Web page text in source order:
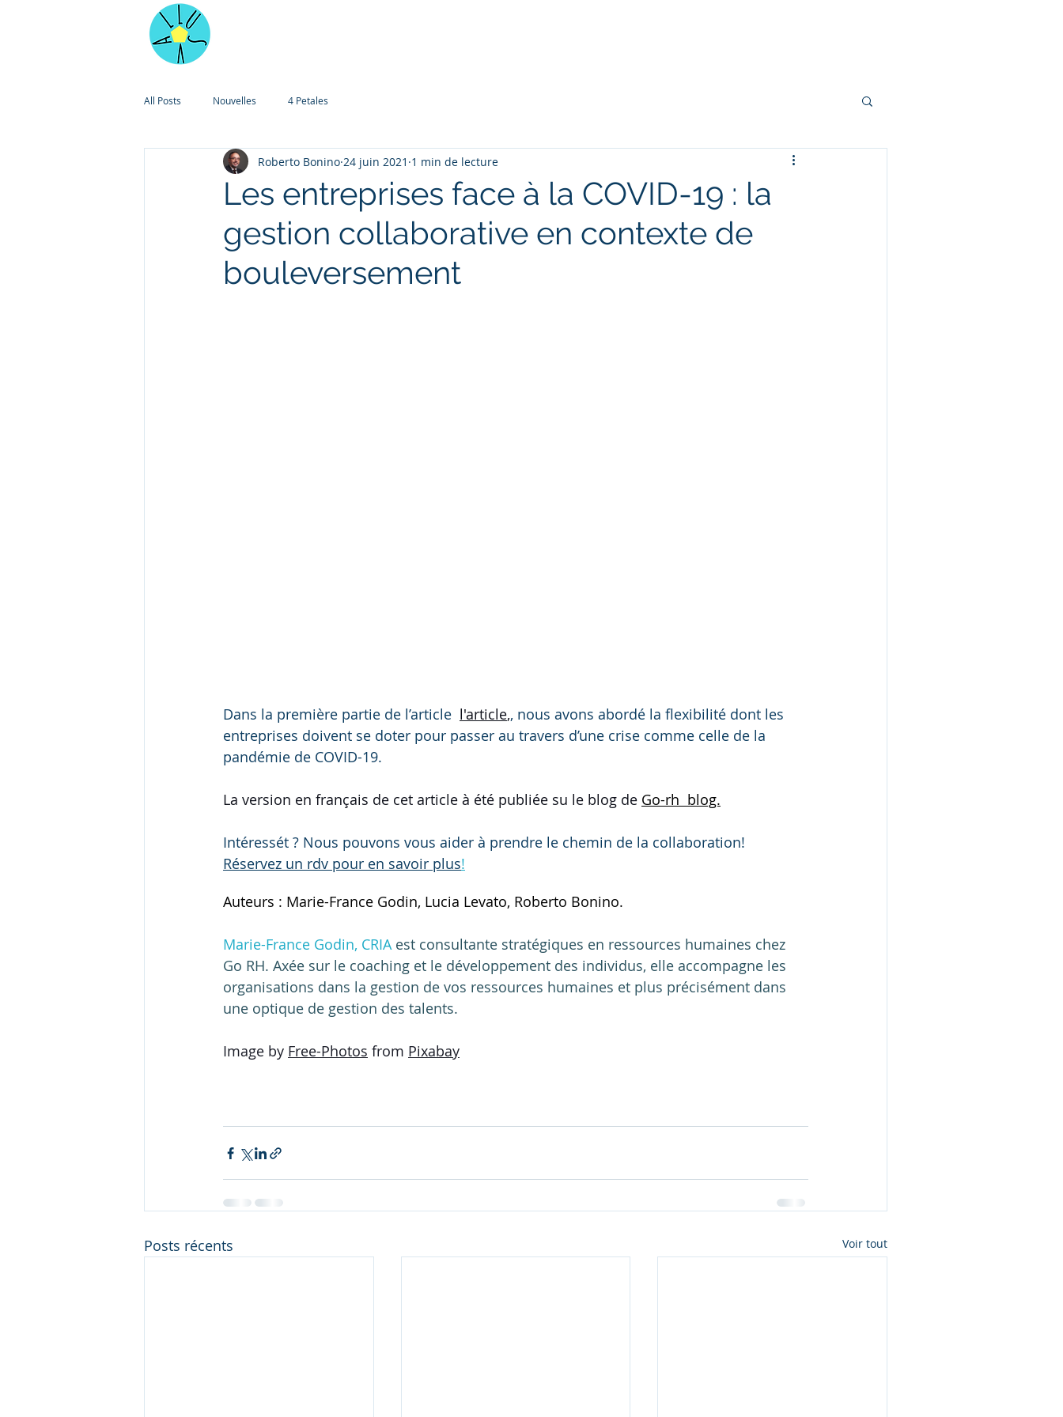
All Posts Nouvelles 4 Petales
Les entreprises face à la COVID-19 : la
gestion collaborative en contexte de
bouleversement
Roberto Bonino 24 juin 2021 1 min de lecture
Dans la première partie de l’article l'article,, nous avons abordé la flexibilité dont les
entreprises doivent se doter pour passer au travers d’une crise comme celle de la
pandémie de COVID-19.
La version en français de cet article à été publiée su le blog de Go-rh  blog.
Intéressét ? Nous pouvons vous aider à prendre le chemin de la collaboration!
Réservez un rdv pour en savoir plus!
Auteurs : Marie-France Godin, Lucia Levato, Roberto Bonino.
Marie-France Godin, CRIA est consultante stratégiques en ressources humaines chez
Go RH. Axée sur le coaching et le développement des individus, elle accompagne les
organisations dans la gestion de vos ressources humaines et plus précisément dans
une optique de gestion des talents.
Image by Free-Photos from Pixabay
Posts récents Voir tout